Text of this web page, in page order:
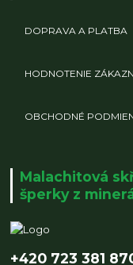
DOPRAVA A PLATBA
HODNOTENIE
OBCHODNÉ
Malachitová
šperky z
+420 723 381